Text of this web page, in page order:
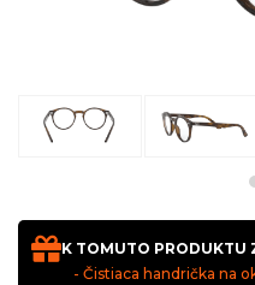
K TOMUTO PRODUKTU
- Čistiaca handrička na